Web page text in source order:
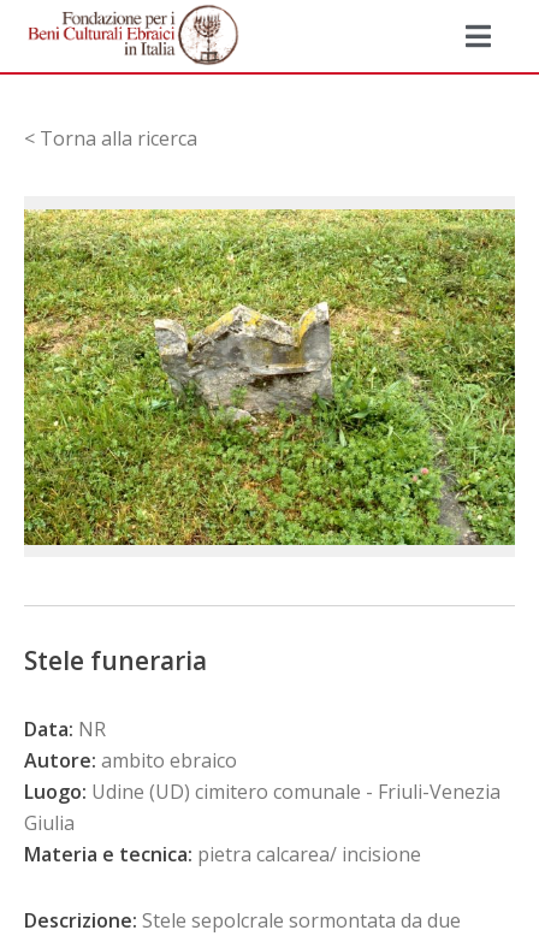
< Torna alla ricerca
Stele funeraria
Data: NR
Autore: ambito ebraico
Luogo: Udine (UD) cimitero comunale - Friuli-Venezia
Giulia
Materia e tecnica: pietra calcarea/ incisione
Descrizione: Stele sepolcrale sormontata da due